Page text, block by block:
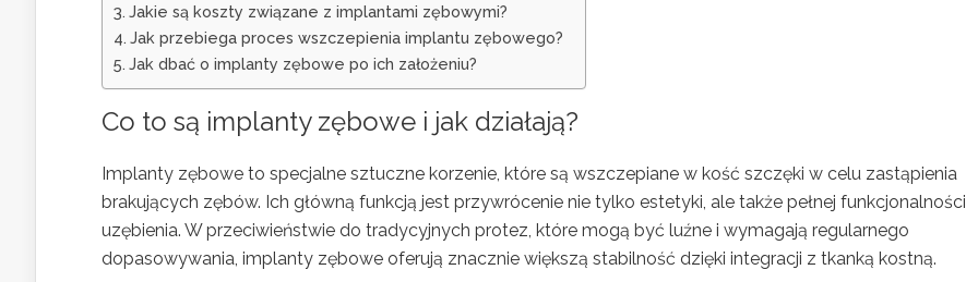
Jakie są koszty związane z implantami zębowymi?
Jak przebiega proces wszczepienia implantu zębowego?
Jak dbać o implanty zębowe po ich założeniu?
Co to są implanty zębowe i jak działają?
Implanty zębowe to specjalne sztuczne korzenie, które są wszczepiane w kość szczęki w celu zastąpienia
brakujących zębów. Ich główną funkcją jest przywrócenie nie tylko estetyki, ale także pełnej funkcjonalności
uzębienia. W przeciwieństwie do tradycyjnych protez, które mogą być luźne i wymagają regularnego
dopasowywania, implanty zębowe oferują znacznie większą stabilność dzięki integracji z tkanką kostną.